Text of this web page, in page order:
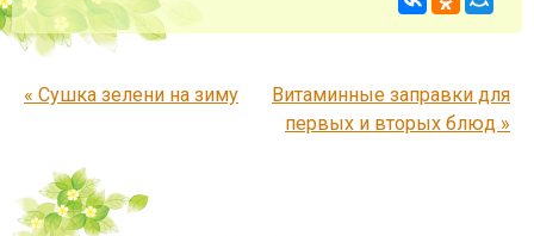
Запись навигация
« Сушка зелени на зиму
Витаминные заправки для
первых и вторых блюд »